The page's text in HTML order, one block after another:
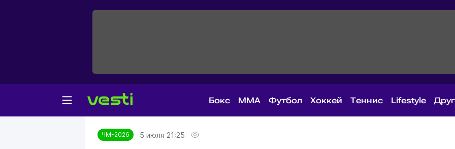
Бокс MMA Футбол Хоккей Теннис Lifestyle
Главная
ЧМ-2026
ЧМ-2026 5 июля 21:25